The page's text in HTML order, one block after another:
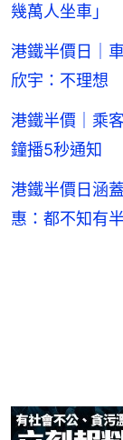
幾萬人坐車」
港鐵半價日｜
欣宇：不理想
港鐵半價｜乘
鐘播5秒通知
港鐵半價日涵
惠：都不知有